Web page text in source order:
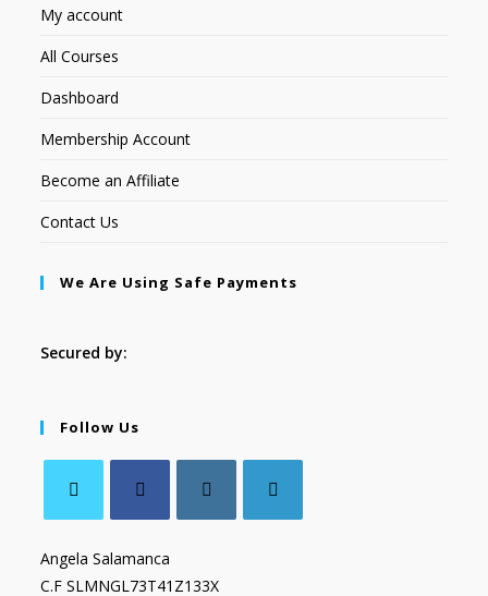
My account
All Courses
Dashboard
Membership Account
Become an Affiliate
Contact Us
We Are Using Safe Payments
Secured by:
Follow Us
Angela Salamanca
C.F SLMNGL73T41Z133X